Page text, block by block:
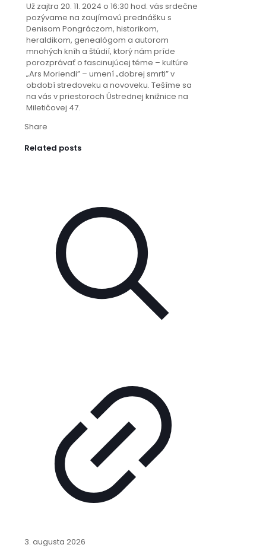
Už zajtra 20. 11. 2024 o 16:30 hod. vás srdečne
pozývame na zaujímavú prednášku s
Denisom Pongráczom, historikom,
heraldikom, genealógom a autorom
mnohých kníh a štúdií, ktorý nám príde
porozprávať o fascinujúcej téme – kultúre
„Ars Moriendi” – umení „dobrej smrti” v
období stredoveku a novoveku. Tešíme sa
na vás v priestoroch Ústrednej knižnice na
Miletičovej 47.
Share
Related posts
3. augusta 2026